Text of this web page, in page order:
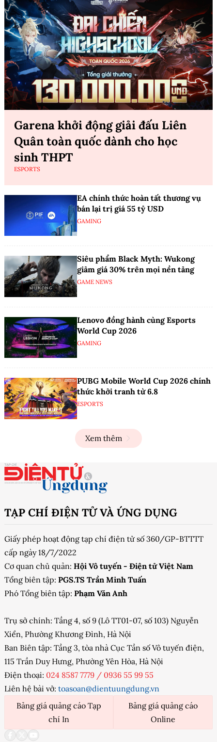
Garena khởi động giải đấu Liên
Quân toàn quốc dành cho học
sinh THPT
ESPORTS
EA chính thức hoàn tất thương vụ
bán lại trị giá 55 tỷ USD
GAMING
Siêu phẩm Black Myth: Wukong
giảm giá 30% trên mọi nền tảng
GAME NEWS
Lenovo đồng hành cùng Esports
World Cup 2026
GAMING
PUBG Mobile World Cup 2026 chính
thức khởi tranh từ 6.8
ESPORTS
Xem thêm
TẠP CHÍ ĐIỆN TỬ VÀ ỨNG DỤNG
Giấy phép hoạt động tạp chí điện tử số 360/GP-BTTTT
cấp ngày 18/7/2022
Cơ quan chủ quản: Hội Vô tuyến - Điện tử Việt Nam
Tổng biên tập: PGS.TS Trần Minh Tuấn
Phó Tổng biên tập: Phạm Văn Anh
Trụ sở chính: Tầng 4, số 9 (Lô TT01-07, số 103) Nguyễn
Xiển, Phường Khương Đình, Hà Nội
Ban Biên tập: Tầng 3, tòa nhà Cục Tần số Vô tuyến điện,
115 Trần Duy Hưng, Phường Yên Hòa, Hà Nội
Điện thoại: 024 8587 7779 / 0936 55 99 55
Liên hệ bài vở: toasoan@dientuungdung.vn
Bảng giá quảng cáo Tạp
chí In
Bảng giá quảng cáo
Online